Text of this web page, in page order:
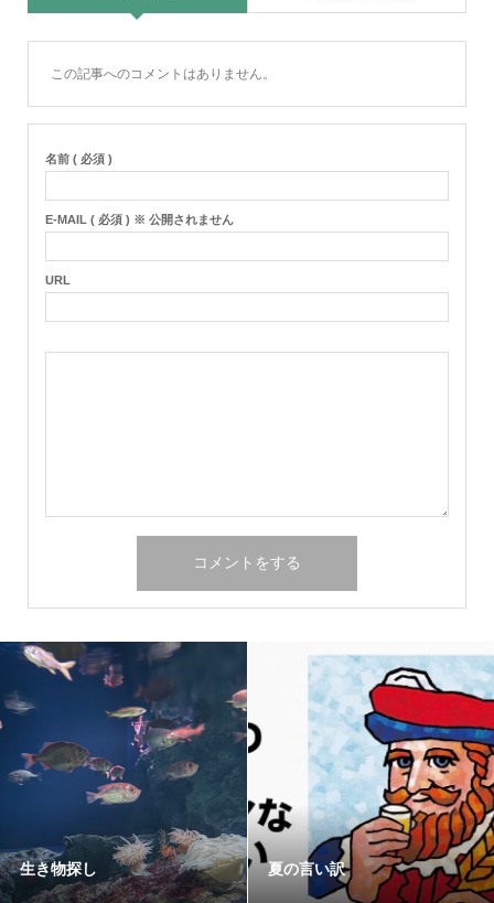
この記事へのコメントはありません。
名前 ( 必須 )
E-MAIL ( 必須 ) ※ 公開されません
URL
生き物探し 夏の言い訳